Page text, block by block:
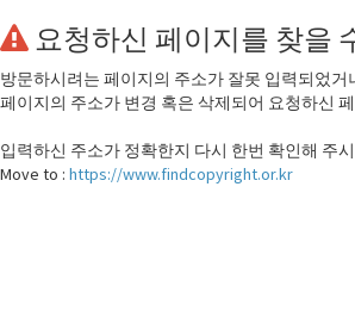
요청하신 페이지를 찾을
방문하시려는 페이지의 주소가 잘못 입력되었거
페이지의 주소가 변경 혹은 삭제되어 요청하신
입력하신 주소가 정확한지 다시 한번 확인해 주
Move to : https://www.findcopyright.or.kr